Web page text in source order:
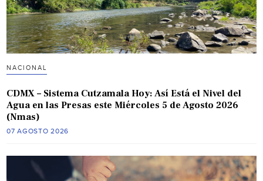
NACIONAL
CDMX – Sistema Cutzamala Hoy: Así Está el Nivel del
Agua en las Presas este Miércoles 5 de Agosto 2026
(Nmas)
07 AGOSTO 2026